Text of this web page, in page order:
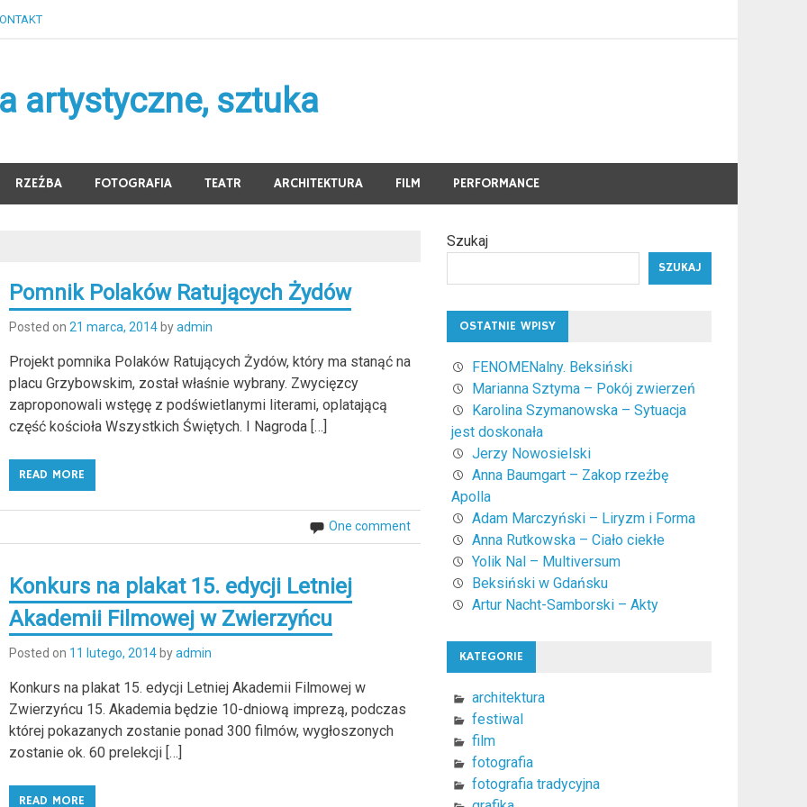
artystyczne, sztuka
RZEŹBA FOTOGRAFIA TEATR ARCHITEKTURA FILM PERFORMANCE
Pomnik Polaków Ratujących Żydów
Posted on21 marca, 2014 byadmin
Projekt pomnika Polaków Ratujących Żydów, który ma stanąć na
placu Grzybowskim, został właśnie wybrany. Zwycięzcy
zaproponowali wstęgę z podświetlanymi literami, oplatającą
część kościoła Wszystkich Świętych. I Nagroda […]
READ MORE
One comment
Konkurs na plakat 15. edycji Letniej
Akademii Filmowej w Zwierzyńcu
Posted on 11 lutego, 2014byadmin
Konkurs na plakat 15. edycji Letniej Akademii Filmowej w
Zwierzyńcu 15. Akademia będzie 10-dniową imprezą, podczas
której pokazanych zostanie ponad 300 filmów, wygłoszonych
zostanie ok. 60 prelekcji […]
READ MORE
Szukaj
SZUKAJ
OSTATNIE WPISY
FENOMENalny. Beksiński
Marianna Sztyma – Pokój zwierzeń
Karolina Szymanowska – Sytuacja
jest doskonała
Jerzy Nowosielski
Anna Baumgart – Zakop rzeźbę
Apolla
Adam Marczyński – Liryzm i Forma
Anna Rutkowska – Ciało ciekłe
Yolik Nal – Multiversum
Beksiński w Gdańsku
Artur Nacht-Samborski – Akty
KATEGORIE
architektura
festiwal
film
fotografia
fotografia tradycyjna